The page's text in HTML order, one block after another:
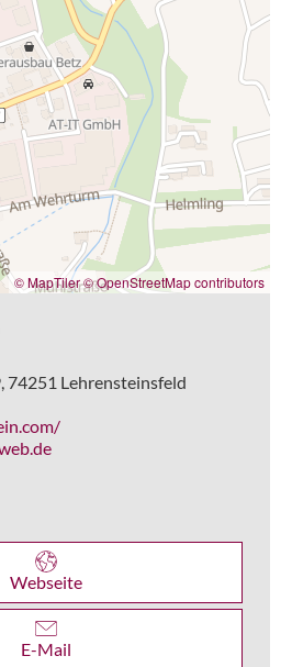
© MapTiler© OpenStreetMap contributors
74251 Lehrensteinsfeld
Webseite
E-Mail